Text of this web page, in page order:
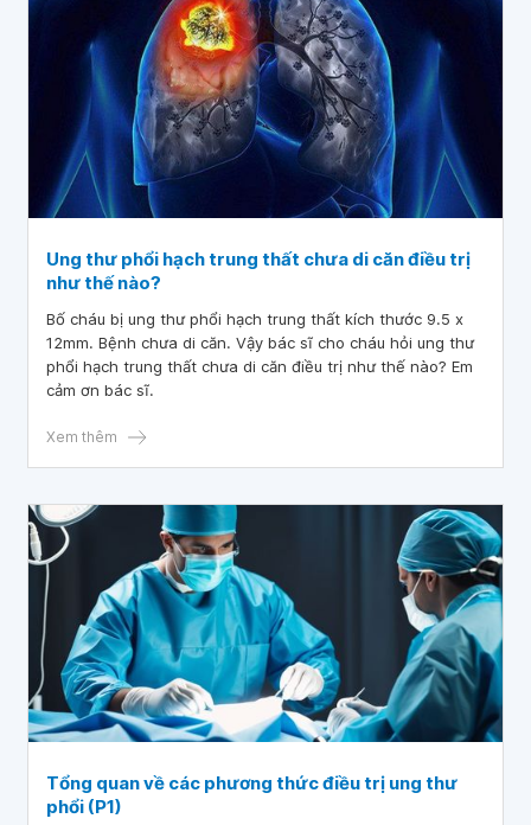
Ung thư phổi hạch trung thất chưa di căn điều trị
như thế nào?
Bố cháu bị ung thư phổi hạch trung thất kích thước 9.5 x
12mm. Bệnh chưa di căn. Vậy bác sĩ cho cháu hỏi ung thư
phổi hạch trung thất chưa di căn điều trị như thế nào? Em
cảm ơn bác sĩ.
Xem thêm
Tổng quan về các phương thức điều trị ung thư
phổi (P1)